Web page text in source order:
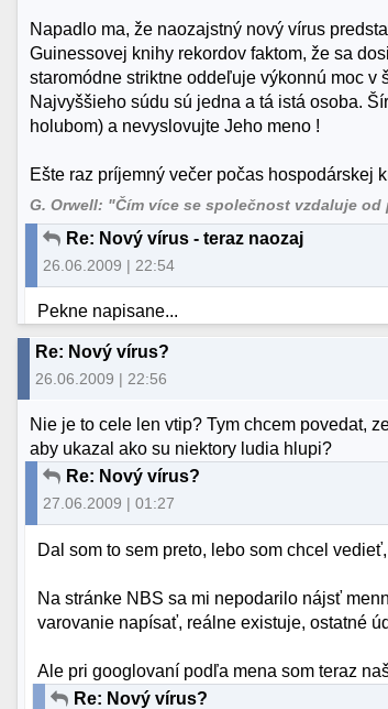
Napadlo ma, že naozajstný nový vírus
Guinessovej knihy rekordov faktom, že sa
staromódne striktne oddeľuje výkonnú moc
Najvyššieho súdu sú jedna a tá istá osoba.
holubom) a nevyslovujte Jeho meno !
Ešte raz príjemný večer počas hospodárskej
G. Orwell: "Čím více se společnost vzdaluje
Re: Nový vírus - teraz naozaj
26.06.2009 | 22:54
Pekne napisane...
Re: Nový vírus?
26.06.2009 | 22:56
Nie je to cele len vtip? Tym chcem povedat,
aby ukazal ako su niektory ludia hlupi?
Re: Nový vírus?
27.06.2009 | 01:27
Dal som to sem preto, lebo som chcel
Na stránke NBS sa mi nepodarilo nájsť
varovanie napísať, reálne existuje, ostatné
Ale pri googlovaní podľa mena som teraz
Re: Nový vírus?